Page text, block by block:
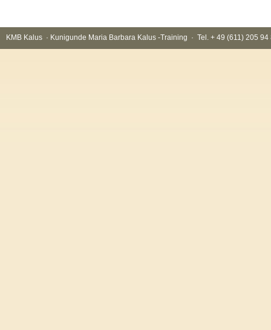
KMB Kalus · Kunigunde Maria Barbara Kalus -Training · Tel. + 49 (611) 205